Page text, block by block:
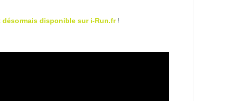
désormais disponible sur i-Run.fr !